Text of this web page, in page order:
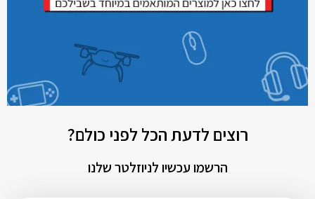
רוצים לדעת הכל לפני כולם?
הרשמו עכשיו לניוזלטר שלנו